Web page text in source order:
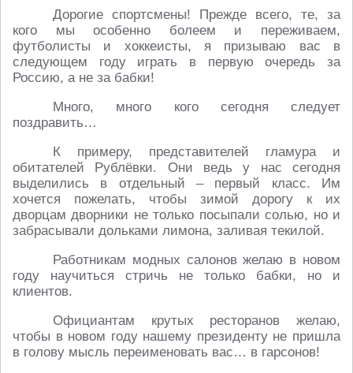
Дорогие спортсмены! Прежде всего, те, за
кого мы особенно болеем и переживаем,
футболисты и хоккеисты, я призываю вас в
следующем году играть в первую очередь за
Россию, а не за бабки!
Много, много кого сегодня следует
поздравить…
К примеру, представителей гламура и
обитателей Рублёвки. Они ведь у нас сегодня
выделились в отдельный – первый класс. Им
хочется пожелать, чтобы зимой дорогу к их
дворцам дворники не только посыпали солью, но и
забрасывали дольками лимона, заливая текилой.
Работникам модных салонов желаю в новом
году научиться стричь не только бабки, но и
клиентов.
Официантам крутых ресторанов желаю,
чтобы в новом году нашему президенту не пришла
в голову мысль переименовать вас… в гарсонов!